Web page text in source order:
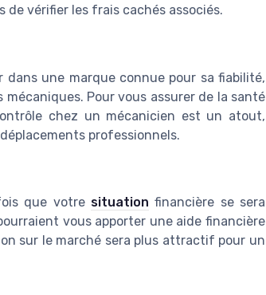
vérifier les frais cachés associés.
une marque connue pour sa fiabilité,
Pour vous assurer de la santé
chez un mécanicien est un atout,
professionnels.
que votre situation financière se sera
vous apporter une aide financière
sur le marché sera plus attractif pour un